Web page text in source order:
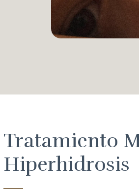
Tratamiento
Hiperhidrosis